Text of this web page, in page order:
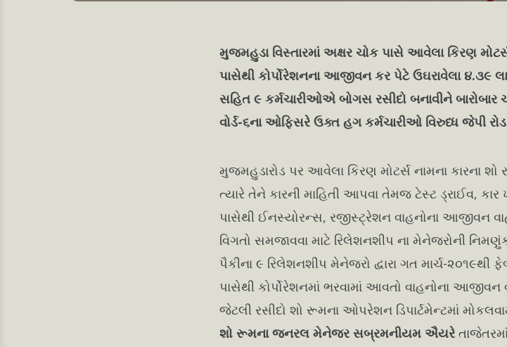
મુજમહુડા વિસ્તારમાં અક્ષર ચોક પાસે આવેલા કિરણ
પાસેથી કોર્પોરેશનના આજીવન કર પેટે ઉઘરાવેલા ૪.૩૯
સહિત ૯ કર્મચારીઓએ બોગસ રસીદો બનાવીને બારોબાર
વોર્ડ-૬ના ઓફિસરે ઉક્ત હગ કર્મચારીઓ વિરુધ્ધ જેપી
મુજમહુડારોડ પર આવેલા કિરણ મોટર્સ નામના કારના
ત્યારે તેને કારની માહિતી આપવા તેમજ ટેસ્ટ ડ્રાઈવ, કાર
પાસેથી ઈનસ્યોરન્સ, રજીસ્ટ્રેશન વાહનોના આજીવન
વિગતો સમજાવવા માટે રિલેશનશીપ ના મેનેજરોની
પૈકીના ૯ રિલેશનશીપ મેનેજરો દ્વારા ગત માર્ચ-૨૦૧૯થી
પાસેથી કોર્પોરેશનમાં ભરવામાં આવતો વાહનોના આજીવન
જેટલી રસીદો શો રૂમના ઓપરેશન ડિપાર્ટમેન્ટમાં
શો રૂમના જનરલ મેનેજર સબ્રમનીયમ ઐયરેતાજેતરમાં